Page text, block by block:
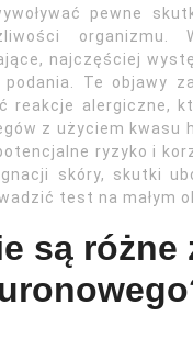
pewne
najczęściej
podania. Te objawy
reakcje alergiczne,
z użyciem kwasu
ryzyko i
skóry, skutki
test na małym
są różne